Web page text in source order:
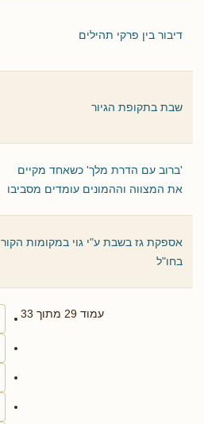
דיבור בין פרקי תהילים
שבת בתקופת הגיור
'ברוב עם הדרת מלך' כשאחד מקיים
את המצווה וההמונים עומדים מסביבו
אספקת גז בשבת ע"י גוי במקומות הקור
בחו"ל
עמוד 29 מתוך 33